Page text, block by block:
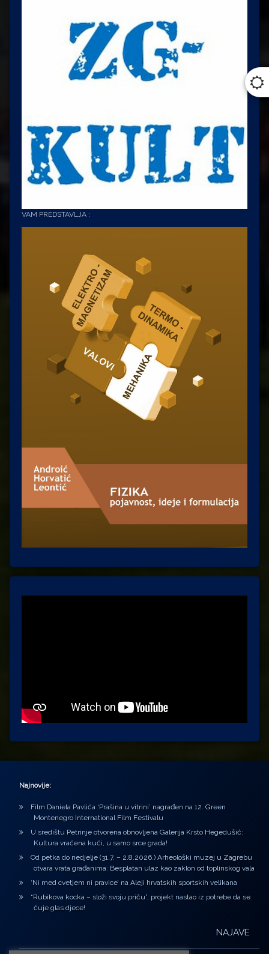
VAM PREDSTAVLJA :
Najnovije:
Film Daniela Pavlića ‘Prašina u vitrini’ nagrađen na 12. Green
Montenegro International Film Festivalu
U središtu Petrinje otvorena obnovljena Galerija Krsto Hegedušić:
Kultura vraćena kući, u samo srce grada!
Od petka do nedjelje (31.7. – 2.8.2026.) Arheološki muzej u Zagrebu
otvara vrata građanima: Besplatan ulaz kao zaklon od toplinskog vala
‘Ni med cvetjem ni pravice’ na Aleji hrvatskih sportskih velikana
“Rubikova kocka – složi svoju priču”, projekt nastao iz potrebe da se
čuje glas djece!
NAJAVE